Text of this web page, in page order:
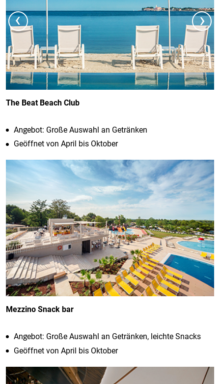
‹ ›
The Beat Beach Club
Angebot: Große Auswahl an Getränken
Geöffnet von April bis Oktober
Mezzino Snack bar
Angebot: Große Auswahl an Getränken, leichte Snacks
Geöffnet von April bis Oktober